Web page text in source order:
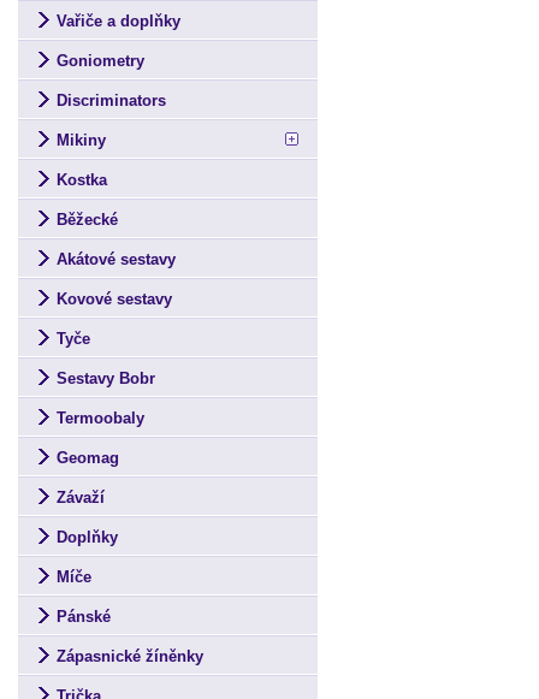
Vařiče a doplňky
Goniometry
Discriminators
Mikiny
Kostka
Běžecké
Akátové sestavy
Kovové sestavy
Tyče
Sestavy Bobr
Termoobaly
Geomag
Závaží
Doplňky
Míče
Pánské
Zápasnické žíněnky